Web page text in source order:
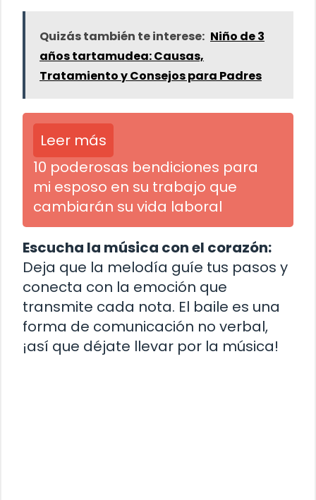
Quizás también te interese: Niño de 3
años tartamudea: Causas,
Tratamiento y Consejos para Padres
Leer más
10 poderosas bendiciones para
mi esposo en su trabajo que
cambiarán su vida laboral
Escucha la música con el corazón:
Deja que la melodía guíe tus pasos y
conecta con la emoción que
transmite cada nota. El baile es una
forma de comunicación no verbal,
¡así que déjate llevar por la música!